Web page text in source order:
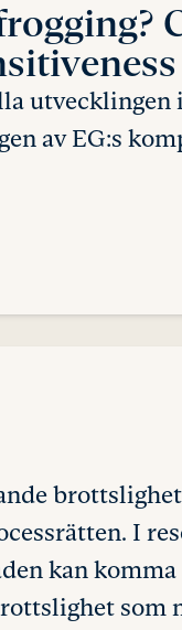
utvecklingen
av EG:s
I
kan
som